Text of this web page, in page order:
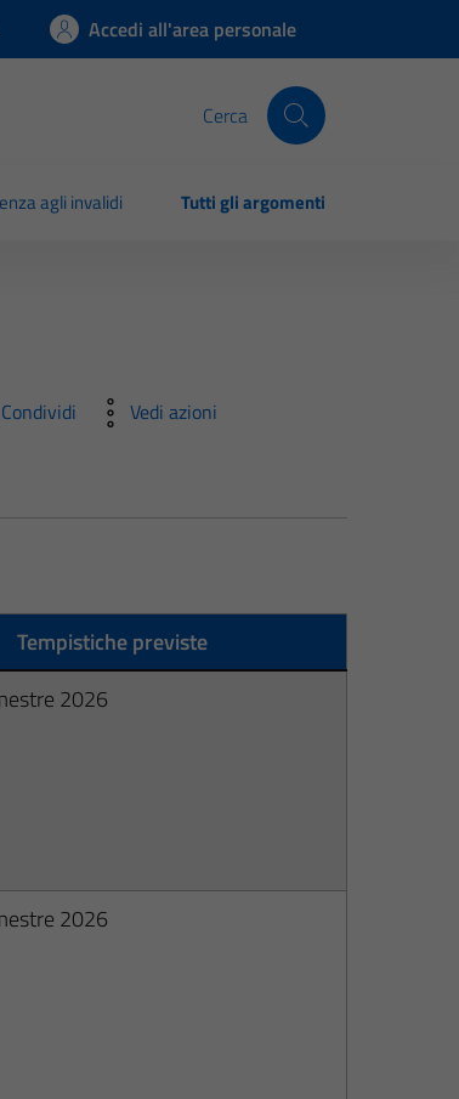
attiva: Accedi all'area personale
Cerca
agli invalidi Tutti gli argomenti
Condividi Vedi azioni
Tempistiche previste
2026
2026